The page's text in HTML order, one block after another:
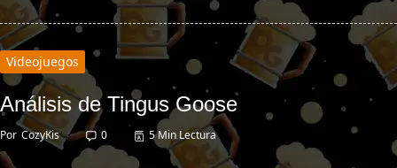
Videojuegos
Análisis de Tingus Goose
Por CozyKis 0 5 Min Lectura